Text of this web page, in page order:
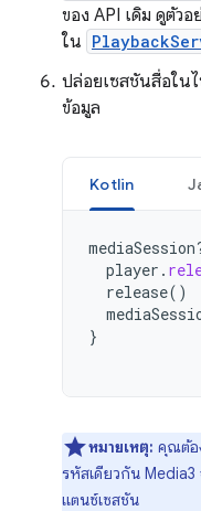
ของ API เดิม ดูตัวอ
ใน
ปล่อยเซสชันสื่อใน
ข้อมูล
Kotlin
mediaSession
player .
release()
}
หมายเหตุ: คุณต้อ
รหัสเดียวกัน
แตนซ์เซสชัน